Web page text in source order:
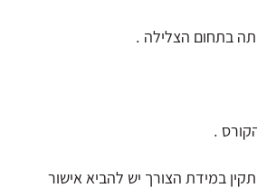
בתחום הצלילה .
במידת הצורך יש להביא אישור